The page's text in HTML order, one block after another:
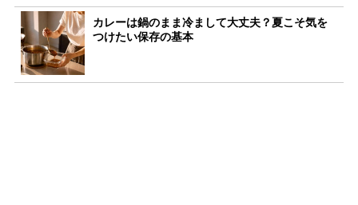
カレーは鍋のまま冷まして大丈夫？夏こそ気を
つけたい保存の基本